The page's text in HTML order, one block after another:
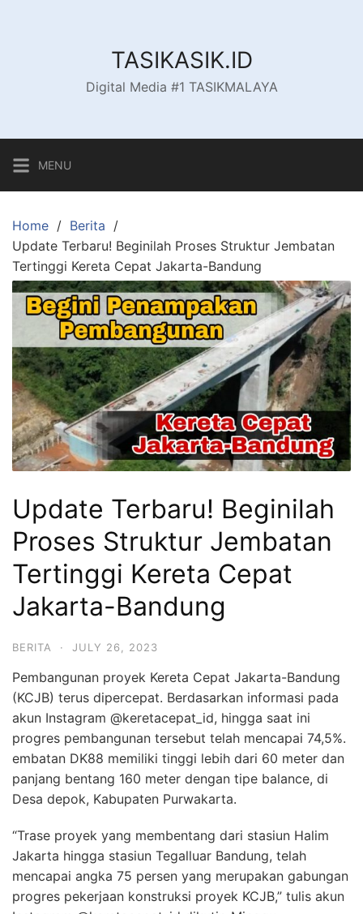
TASIKASIK.ID
Digital Media #1 TASIKMALAYA
MENU
Home
Berita
Update Terbaru! Beginilah Proses Struktur Jembatan
Tertinggi Kereta Cepat Jakarta-Bandung
Update Terbaru! Beginilah
Proses Struktur Jembatan
Tertinggi Kereta Cepat
Jakarta-Bandung
BERITA · JULY 26, 2023
Pembangunan proyek Kereta Cepat Jakarta-Bandung
(KCJB) terus dipercepat. Berdasarkan informasi pada
akun Instagram @keretacepat_id, hingga saat ini
progres pembangunan tersebut telah mencapai 74,5%.
embatan DK88 memiliki tinggi lebih dari 60 meter dan
panjang bentang 160 meter dengan tipe balance, di
Desa depok, Kabupaten Purwakarta.
“Trase proyek yang membentang dari stasiun Halim
Jakarta hingga stasiun Tegalluar Bandung, telah
mencapai angka 75 persen yang merupakan gabungan
progres pekerjaan konstruksi proyek KCJB,” tulis akun